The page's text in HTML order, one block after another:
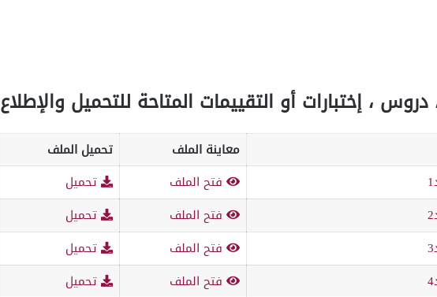
دروس ، إختبارات أو التقييمات المتاحة للتحميل والإطلاع
معاينة الملف
تحميل الملف
فتح الملف
تحميل
فتح الملف
تحميل
فتح الملف
تحميل
فتح الملف
تحميل